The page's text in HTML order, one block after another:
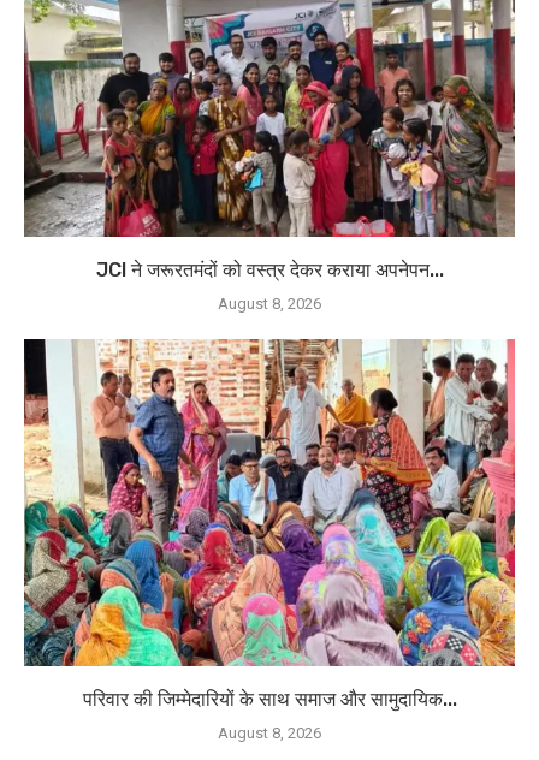
JCI ने जरूरतमंदों को वस्त्र देकर कराया अपनेपन...
August 8, 2026
परिवार की जिम्मेदारियों के साथ समाज और सामुदायिक...
August 8, 2026